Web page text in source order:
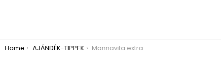
You are here:
Home AJÁNDÉK-TIPPEK Mannavita extra szűz olívaolaj megrendelése